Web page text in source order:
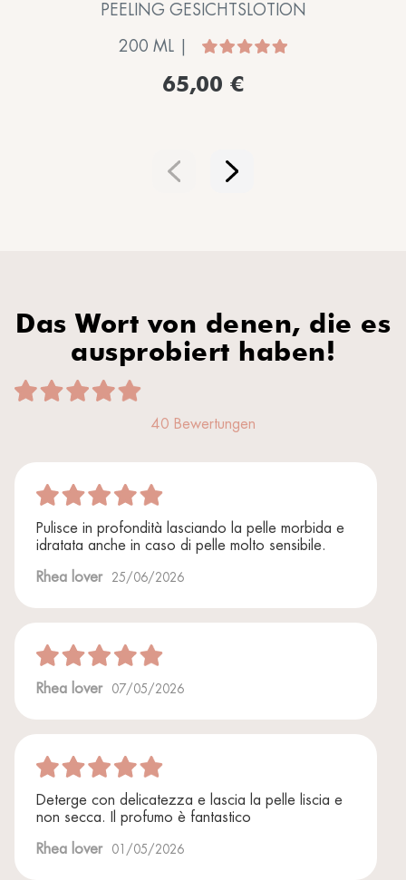
PEELING GESICHTSLOTION
200 ML |
65,00 €
Das Wort von denen, die es
ausprobiert haben!
40 Bewertungen
Pulisce in profondità lasciando la pelle morbida e
idratata anche in caso di pelle molto sensibile.
Rhea lover 25/06/2026
Rhea lover 07/05/2026
Deterge con delicatezza e lascia la pelle liscia e
non secca. Il profumo è fantastico
Rhea lover 01/05/2026